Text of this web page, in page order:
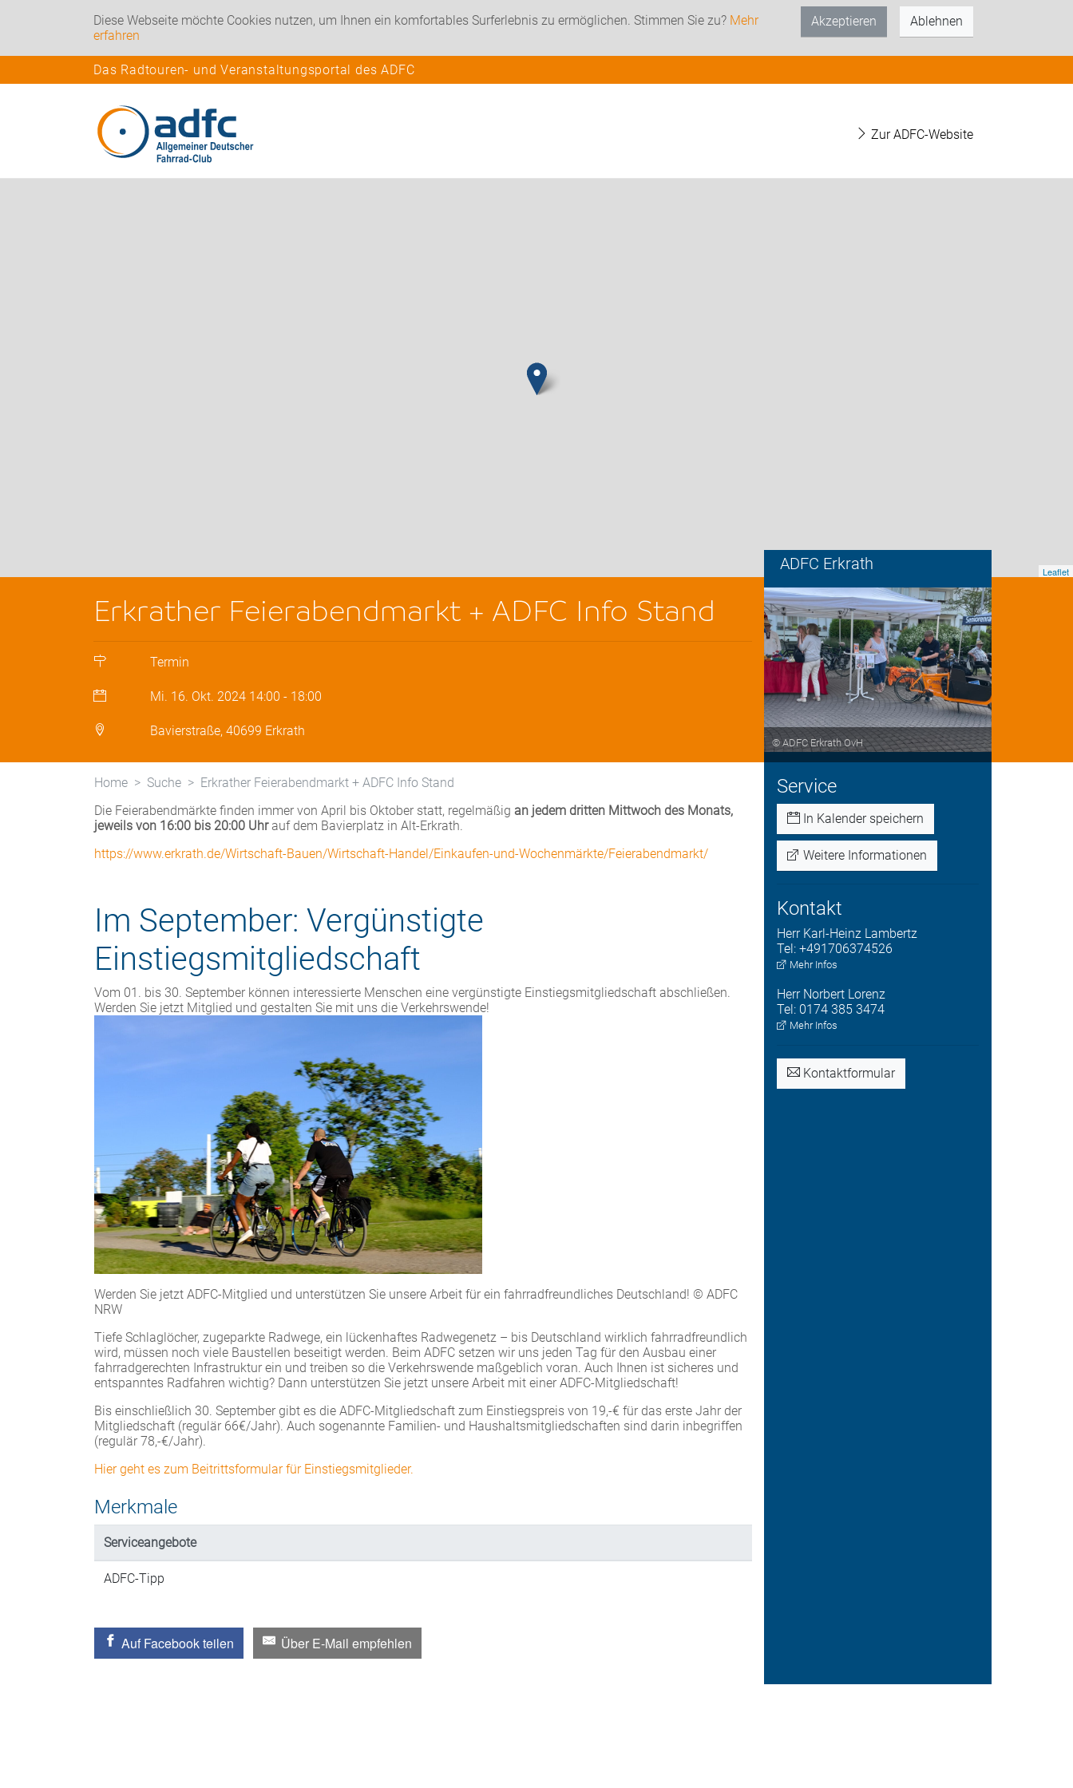
Diese Webseite möchte Cookies nutzen, um Ihnen ein komfortables Surferlebnis zu ermöglichen. Stimmen Sie zu? Mehr
erfahren
Akzeptieren Ablehnen
Das Radtouren- und Veranstaltungsportal des ADFC
Zur ADFC-Website
Leaflet
ADFC Erkrath
Erkrather Feierabendmarkt + ADFC Info Stand
Termin
Mi. 16. Okt. 2024 14:00 - 18:00
Bavierstraße, 40699 Erkrath
© ADFC Erkrath OvH
Service
In Kalender speichern
Weitere Informationen
Kontakt
Herr Karl-Heinz Lambertz
Tel: +491706374526
Mehr Infos
Herr Norbert Lorenz
Tel: 0174 385 3474
Mehr Infos
Kontaktformular
Home Suche
Erkrather Feierabendmarkt + ADFC Info Stand
Die Feierabendmärkte finden immer von April bis Oktober statt, regelmäßig an jedem dritten Mittwoch des Monats,
jeweils von 16:00 bis 20:00 Uhrauf dem Bavierplatz in Alt-Erkrath.
https://www.erkrath.de/Wirtschaft-Bauen/Wirtschaft-Handel/Einkaufen-und-Wochenmärkte/Feierabendmarkt/
Im September: Vergünstigte
Einstiegsmitgliedschaft
Vom 01. bis 30. September können interessierte Menschen eine vergünstigte Einstiegsmitgliedschaft abschließen.
Werden Sie jetzt Mitglied und gestalten Sie mit uns die Verkehrswende!
Werden Sie jetzt ADFC-Mitglied und unterstützen Sie unsere Arbeit für ein fahrradfreundliches Deutschland! © ADFC
NRW
Tiefe Schlaglöcher, zugeparkte Radwege, ein lückenhaftes Radwegenetz – bis Deutschland wirklich fahrradfreundlich
wird, müssen noch viele Baustellen beseitigt werden. Beim ADFC setzen wir uns jeden Tag für den Ausbau einer
fahrradgerechten Infrastruktur ein und treiben so die Verkehrswende maßgeblich voran. Auch Ihnen ist sicheres und
entspanntes Radfahren wichtig? Dann unterstützen Sie jetzt unsere Arbeit mit einer ADFC-Mitgliedschaft!
Bis einschließlich 30. September gibt es die ADFC-Mitgliedschaft zum Einstiegspreis von 19,-€ für das erste Jahr der
Mitgliedschaft (regulär 66€/Jahr). Auch sogenannte Familien- und Haushaltsmitgliedschaften sind darin inbegriffen
(regulär 78,-€/Jahr).
Hier geht es zum Beitrittsformular für Einstiegsmitglieder.
Merkmale
Serviceangebote
ADFC-Tipp
Auf Facebook teilen Über E-Mail empfehlen